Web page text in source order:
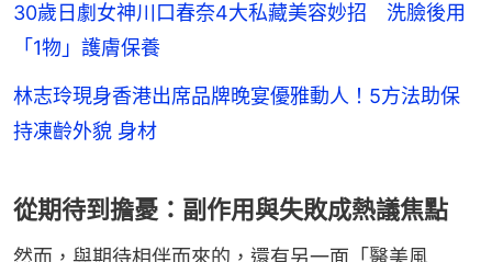
30歲日劇女神川口春奈4大私藏美容妙招 洗臉後用
「1物」護膚保養
林志玲現身香港出席品牌晚宴優雅動人！5方法助保
持凍齡外貌 身材
從期待到擔憂：副作用與失敗成熱議焦點